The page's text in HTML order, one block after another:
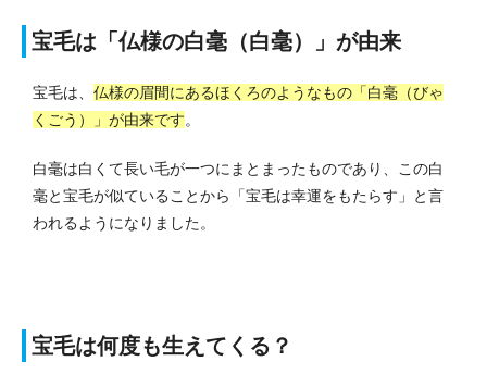
宝毛は「仏様の白毫（白毫）」が由来
宝毛は、 仏様の眉間にあるほくろのようなもの「白毫（びゃ
くごう）」が由来です。
白毫は白くて長い毛が一つにまとまったものであり、この白
毫と宝毛が似ていることから「宝毛は幸運をもたらす」と言
われるようになりました。
宝毛は何度も生えてくる？